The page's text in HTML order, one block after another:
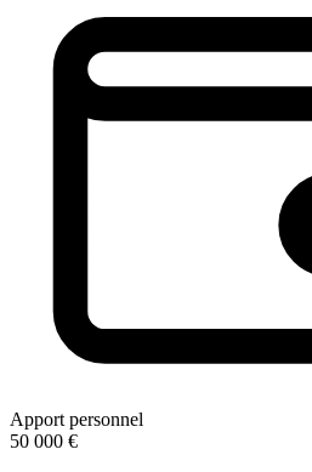
Apport personnel
50 000 €